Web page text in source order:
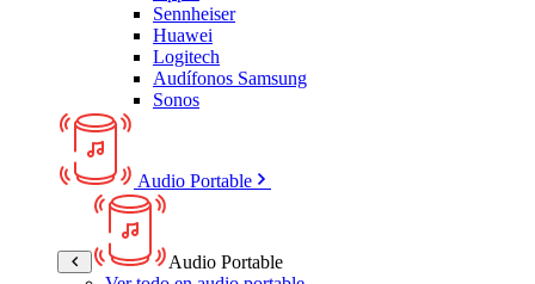
Sennheiser
Huawei
Logitech
Audífonos Samsung
Sonos
Audio Portable
Audio Portable